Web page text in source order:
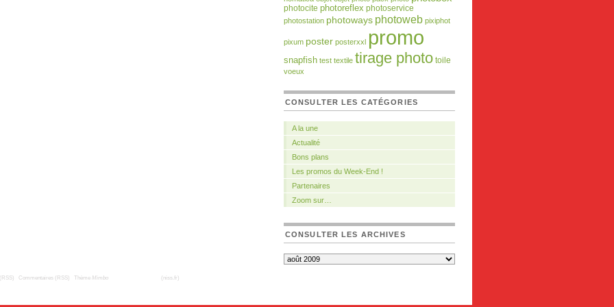
photocite photoreflex photoservice
photostation photoways photoweb pixiphot
pixum poster posterxxl promo
snapfish test textile tirage photo toile
voeux
CONSULTER LES CATÉGORIES
A la une
Actualité
Bons plans
Les promos du Week-End !
Partenaires
Zoom sur…
CONSULTER LES ARCHIVES
Commentaires (RSS) Thème Mimbo (niss.fr)